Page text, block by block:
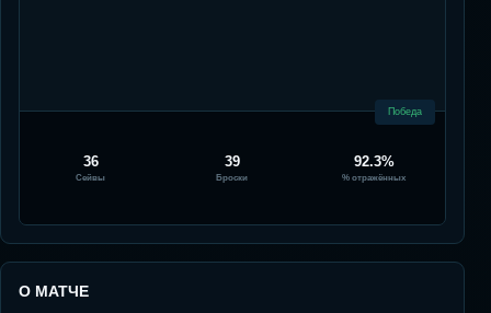
Победа
36
Сейвы
39
Броски
92.3%
% отражённых
О МАТЧЕ